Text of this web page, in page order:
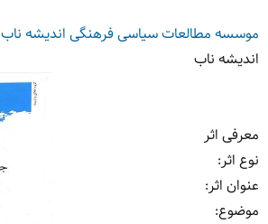
موسسه مطالعات سیاسی فرهنگی اندیشه ناب
اندیشه ناب
معرفی اثر
نوع اثر:
عنوان اثر:
موضوع: